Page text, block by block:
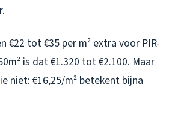
€22 tot €35 per m² extra voor PIR-
is dat €1.320 tot €2.100. Maar
niet: €16,25/m² betekent bijna